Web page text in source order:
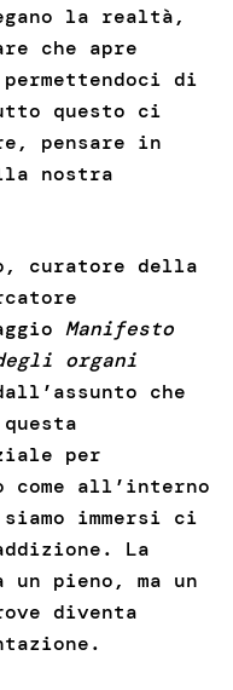
la realtà,
che apre
di
questo ci
pensare in
nostra
curatore della
Manifesto
organi
che
per
all’interno
immersi ci
La
pieno, ma un
diventa